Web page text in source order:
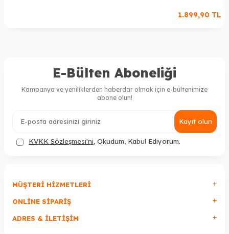
1.899,90 TL
E-Bülten Aboneliği
Kampanya ve yeniliklerden haberdar olmak için e-bültenimize
abone olun!
Kayıt olun
KVKK Sözleşmesi'ni, Okudum, Kabul Ediyorum.
MÜŞTERI HIZMETLERI
ONLINE SIPARIŞ
ADRES & İLETIŞIM